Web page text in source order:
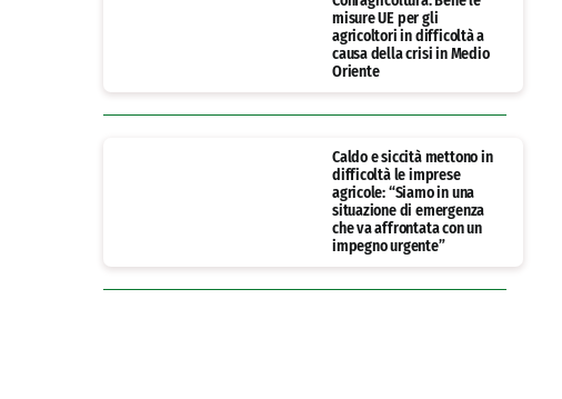
misure UE per gli
agricoltori in difficoltà a
causa della crisi in Medio
Oriente
Caldo e siccità mettono in
difficoltà le imprese
agricole: “Siamo in una
situazione di emergenza
che va affrontata con un
impegno urgente”